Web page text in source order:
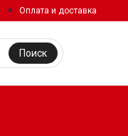
Оплата и доставка
Поиск